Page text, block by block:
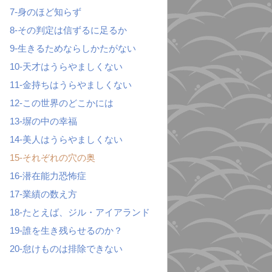
7-身のほど知らず
8-その判定は信ずるに足るか
9-生きるためならしかたがない
10-天才はうらやましくない
11-金持ちはうらやましくない
12-この世界のどこかには
13-塀の中の幸福
14-美人はうらやましくない
15-それぞれの穴の奥
16-潜在能力恐怖症
17-業績の数え方
18-たとえば、ジル・アイアランド
19-誰を生き残らせるのか？
20-怠けものは排除できない